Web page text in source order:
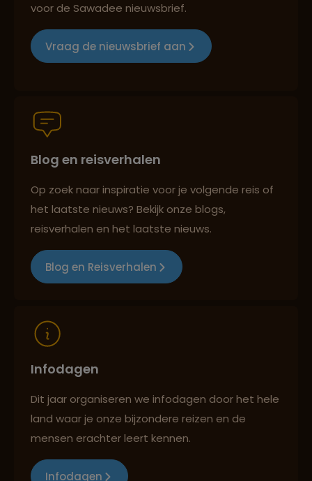
Groepsreizen mét indivuele vrijheid
Best beoordeelde reisroutes
Reizen met oog voor mens, cultuur en milieu
voor de Sawadee nieuwsbrief.
Vraag de nieuwsbrief aan
Blog en reisverhalen
Op zoek naar inspiratie voor je volgende reis of
het laatste nieuws? Bekijk onze blogs,
reisverhalen en het laatste nieuws.
Blog en Reisverhalen
Infodagen
Dit jaar organiseren we infodagen door het hele
land waar je onze bijzondere reizen en de
mensen erachter leert kennen.
Infodagen